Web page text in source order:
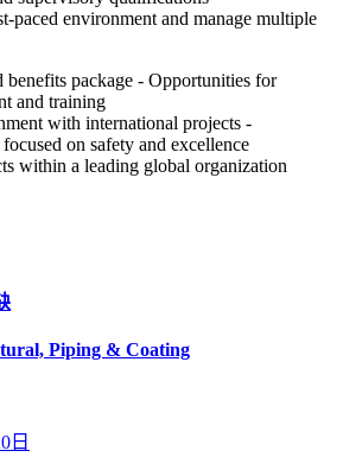
environment and manage multiple
benefits package - Opportunities for
and training
with international projects -
on safety and excellence
within a leading global organization
Piping & Coating
日